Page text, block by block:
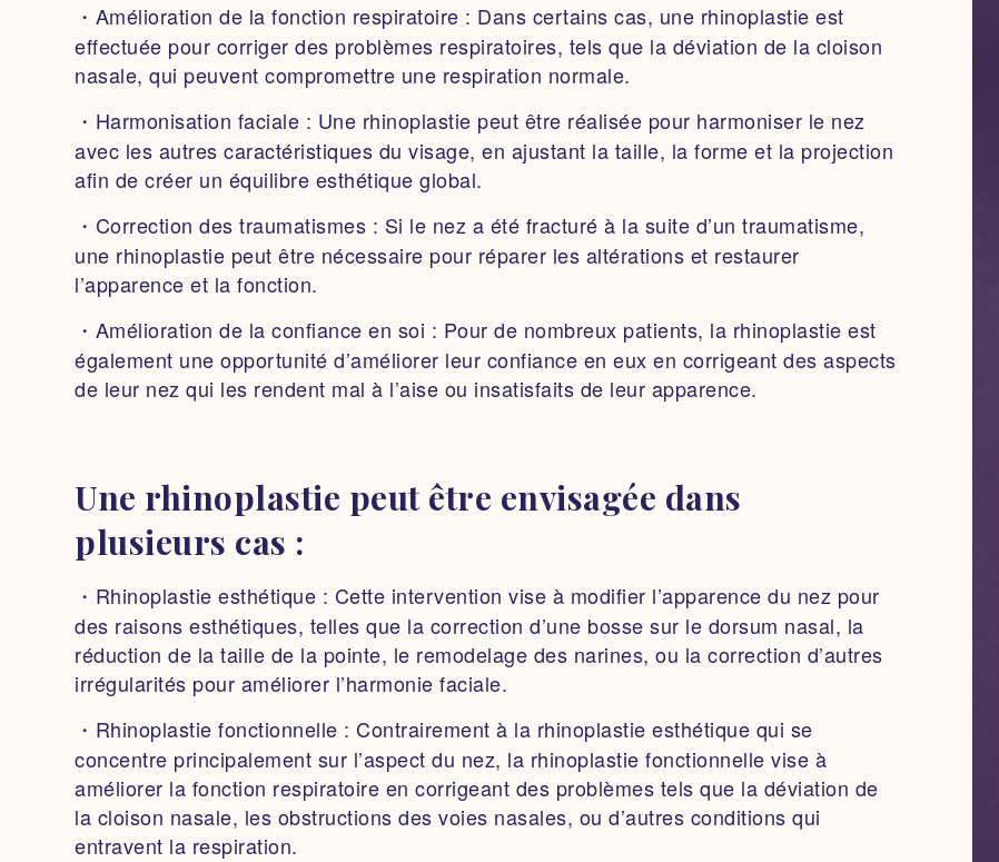
・Amélioration de la fonction respiratoire : Dans certains cas, une rhinoplastie est
effectuée pour corriger des problèmes respiratoires, tels que la déviation de la cloison
nasale, qui peuvent compromettre une respiration normale.
・Harmonisation faciale : Une rhinoplastie peut être réalisée pour harmoniser le nez
avec les autres caractéristiques du visage, en ajustant la taille, la forme et la projection
afin de créer un équilibre esthétique global.
・Correction des traumatismes : Si le nez a été fracturé à la suite d’un traumatisme,
une rhinoplastie peut être nécessaire pour réparer les altérations et restaurer
l’apparence et la fonction.
・Amélioration de la confiance en soi : Pour de nombreux patients, la rhinoplastie est
également une opportunité d’améliorer leur confiance en eux en corrigeant des aspects
de leur nez qui les rendent mal à l’aise ou insatisfaits de leur apparence.
Une rhinoplastie peut être envisagée dans
plusieurs cas :
・Rhinoplastie esthétique : Cette intervention vise à modifier l’apparence du nez pour
des raisons esthétiques, telles que la correction d’une bosse sur le dorsum nasal, la
réduction de la taille de la pointe, le remodelage des narines, ou la correction d’autres
irrégularités pour améliorer l’harmonie faciale.
・Rhinoplastie fonctionnelle : Contrairement à la rhinoplastie esthétique qui se
concentre principalement sur l’aspect du nez, la rhinoplastie fonctionnelle vise à
améliorer la fonction respiratoire en corrigeant des problèmes tels que la déviation de
la cloison nasale, les obstructions des voies nasales, ou d’autres conditions qui
entravent la respiration.